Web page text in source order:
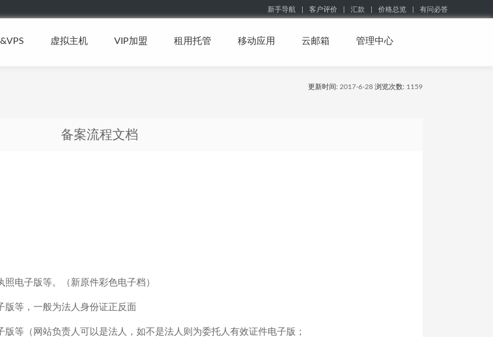
新手导航 客户评价 汇款 价格总览 有问必答
虚拟主机 VIP加盟 租用托管 移动应用 云邮箱 管理中心
更新时间: 2017-6-28 浏览次数: 1159
备案流程文档
电子版等。（新原件彩色电子档）
版等，一般为法人身份证正反面
等（网站负责人可以是法人，如不是法人则为委托人有效证件电子版；